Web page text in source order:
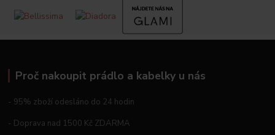
Proč nakoupit prádlo a kabelky u nás
- 95% zboží odesláno do 24 hodin
- Doprava nad 1500 Kč ZDARMA